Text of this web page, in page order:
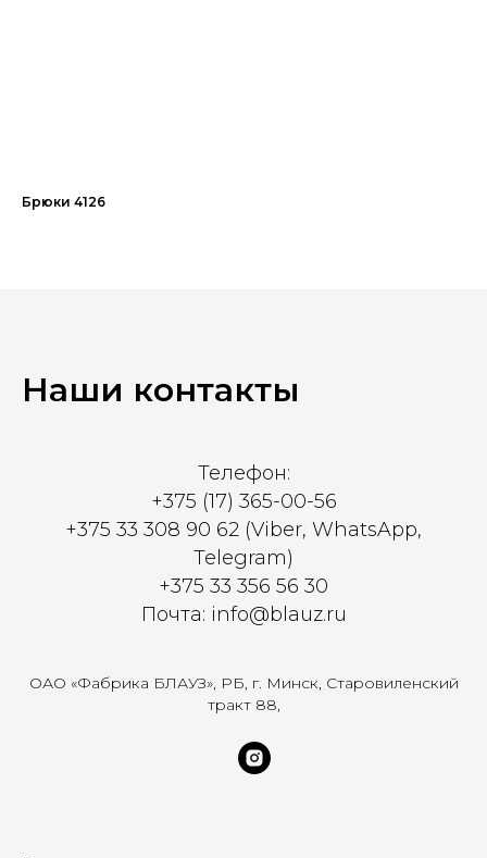
Брюки 4126
Наши контакты
Телефон:
+375 (17) 365-00-56
+375 33 308 90 62 (Viber, WhatsApp,
Telegram)
+375 33 356 56 30
Почта: info@blauz.ru
ОАО «Фабрика БЛАУЗ», РБ, г. Минск, Старовиленский
тракт 88,